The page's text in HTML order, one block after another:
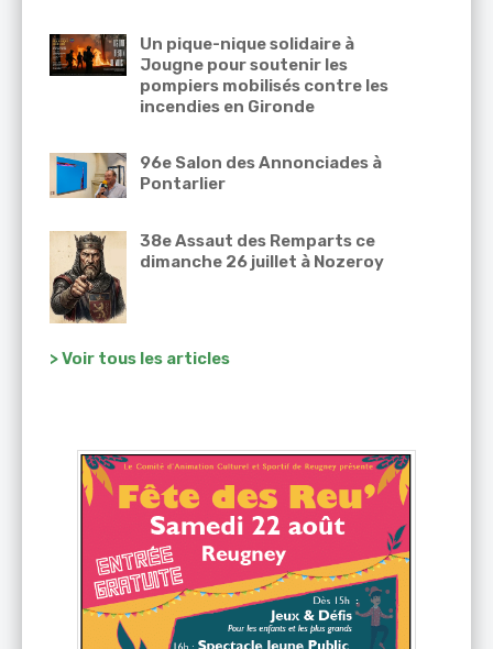
Un pique-nique solidaire à
Jougne pour soutenir les
pompiers mobilisés contre les
incendies en Gironde
96e Salon des Annonciades à
Pontarlier
38e Assaut des Remparts ce
dimanche 26 juillet à Nozeroy
> Voir tous les articles